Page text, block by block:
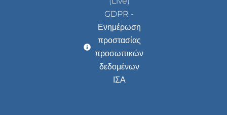
GDPR -
Ενημέρωση
προστασίας
προσωπικών
δεδομένων
ΙΣΑ